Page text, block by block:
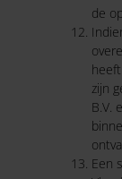
de
zijn
B.V.
Een